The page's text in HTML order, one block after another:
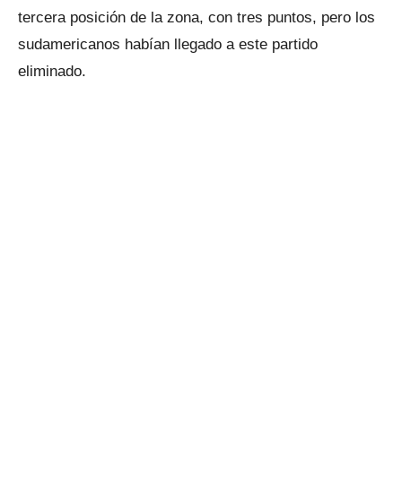
tercera posición de la zona, con tres puntos, pero los
sudamericanos habían llegado a este partido
eliminado.